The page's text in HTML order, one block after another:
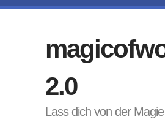
2.0
Lass dich von der